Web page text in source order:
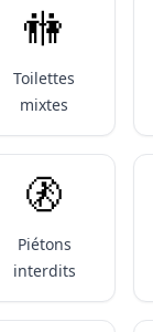
🚻
Toilettes
mixtes
🚷
Piétons
interdits